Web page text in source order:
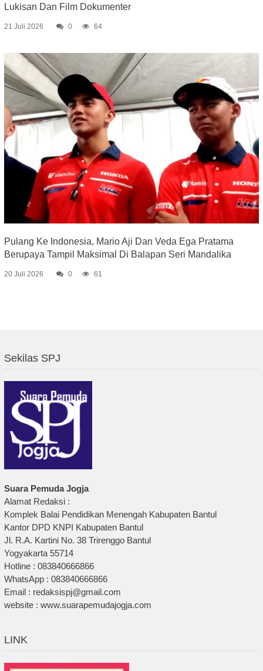
Lukisan Dan Film Dokumenter
21 Juli 2026 0 64
Pulang Ke Indonesia, Mario Aji Dan Veda Ega Pratama
Berupaya Tampil Maksimal Di Balapan Seri Mandalika
20 Juli 2026 0 61
Sekilas SPJ
Suara Pemuda Jogja
Alamat Redaksi :
Komplek Balai Pendidikan Menengah Kabupaten Bantul
Kantor DPD KNPI Kabupaten Bantul
Jl. R.A. Kartini No. 38 Trirenggo Bantul
Yogyakarta 55714
Hotline : 083840666866
WhatsApp : 083840666866
Email : redaksispj@gmail.com
website : www.suarapemudajogja.com
LINK